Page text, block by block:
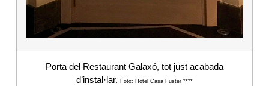
Porta del Restaurant Galaxó, tot just acabada
d’instal·lar. Foto: Hotel Casa Fuster ****